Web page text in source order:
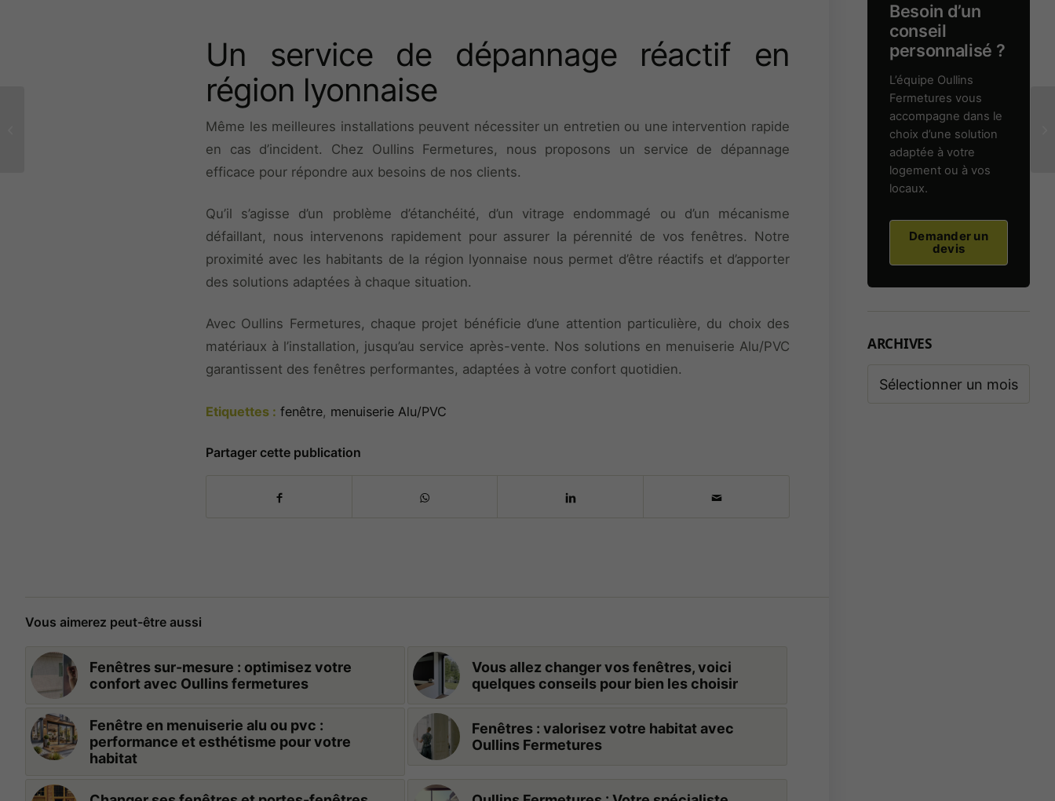
Un service de dépannage réactif en
région lyonnaise
Même les meilleures installations peuvent nécessiter un entretien ou une intervention rapide
en cas d’incident. Chez Oullins Fermetures, nous proposons un service de dépannage
efficace pour répondre aux besoins de nos clients.
Qu’il s’agisse d’un problème d’étanchéité, d’un vitrage endommagé ou d’un mécanisme
défaillant, nous intervenons rapidement pour assurer la pérennité de vos fenêtres. Notre
proximité avec les habitants de la région lyonnaise nous permet d’être réactifs et d’apporter
des solutions adaptées à chaque situation.
Avec Oullins Fermetures, chaque projet bénéficie d’une attention particulière, du choix des
matériaux à l’installation, jusqu’au service après-vente. Nos solutions en menuiserie Alu/PVC
garantissent des fenêtres performantes, adaptées à votre confort quotidien.
Etiquettes : fenêtre, menuiserie Alu/PVC
Partager cette publication
Vous aimerez peut-être aussi
Fenêtres sur-mesure : optimisez votre
confort avec Oullins fermetures
Vous allez changer vos fenêtres, voici
quelques conseils pour bien les choisir
Fenêtre en menuiserie alu ou pvc :
performance et esthétisme pour votre
habitat
Fenêtres : valorisez votre habitat avec
Oullins Fermetures
Besoin d’un
conseil
personnalisé ?
L’équipe Oullins
Fermetures vous
accompagne dans le
choix d’une solution
adaptée à votre
logement ou à vos
locaux.
Demander un
devis
ARCHIVES